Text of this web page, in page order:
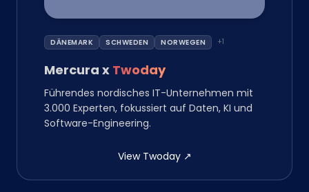
DÄNEMARK SCHWEDEN NORWEGEN +1
Mercura x Twoday
Führendes nordisches IT-Unternehmen mit
3.000 Experten, fokussiert auf Daten, KI und
Software-Engineering.
View Twoday ↗